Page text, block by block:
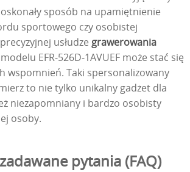
sposób na upamiętnienie
sportowego czy osobistej
usłudze grawerowania
EFR-526D-1AVUEF może stać się
wspomnień. Taki spersonalizowany
to nie tylko unikalny gadżet dla
niezapomniany i bardzo osobisty
osoby.
pytania (FAQ)